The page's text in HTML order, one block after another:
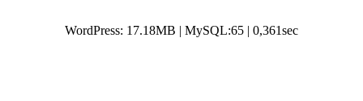
WordPress: 17.18MB | MySQL:65 | 0,361sec